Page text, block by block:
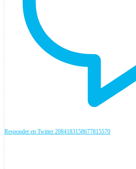
Responder en Twitter 2084183158677815570